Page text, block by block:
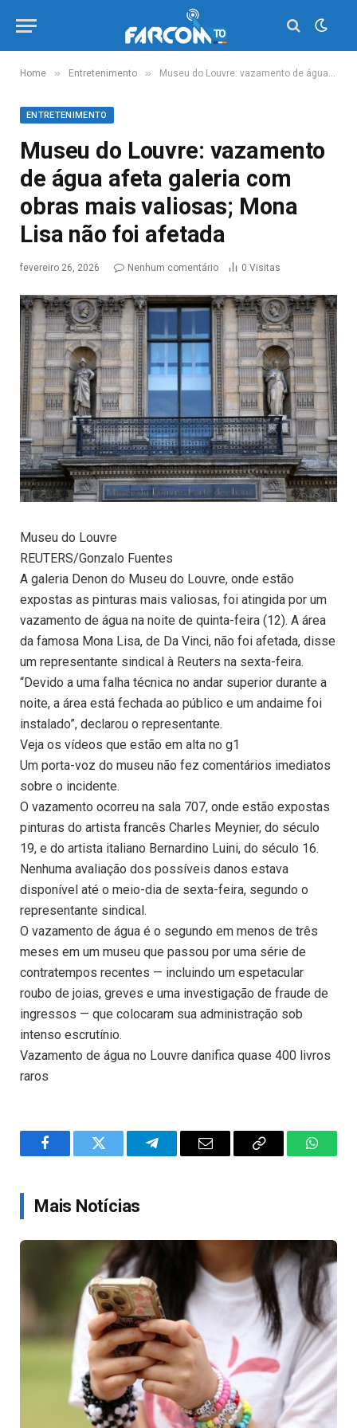
Home » Entretenimento » Museu do Louvre: vazamento de água afeta galeria com obras mais valiosas; Mona Lisa não foi afetada
ENTRETENIMENTO
Museu do Louvre: vazamento
de água afeta galeria com
obras mais valiosas; Mona
Lisa não foi afetada
fevereiro 26, 2026 Nenhum comentário 0 Visitas
Museu do Louvre
REUTERS/Gonzalo Fuentes
A galeria Denon do Museu do Louvre, onde estão
expostas as pinturas mais valiosas, foi atingida por um
vazamento de água na noite de quinta-feira (12). A área
da famosa Mona Lisa, de Da Vinci, não foi afetada, disse
um representante sindical à Reuters na sexta-feira.
“Devido a uma falha técnica no andar superior durante a
noite, a área está fechada ao público e um andaime foi
instalado”, declarou o representante.
Veja os vídeos que estão em alta no g1
Um porta-voz do museu não fez comentários imediatos
sobre o incidente.
O vazamento ocorreu na sala 707, onde estão expostas
pinturas do artista francês Charles Meynier, do século
19, e do artista italiano Bernardino Luini, do século 16.
Nenhuma avaliação dos possíveis danos estava
disponível até o meio-dia de sexta-feira, segundo o
representante sindical.
O vazamento de água é o segundo em menos de três
meses em um museu que passou por uma série de
contratempos recentes — incluindo um espetacular
roubo de joias, greves e uma investigação de fraude de
ingressos — que colocaram sua administração sob
intenso escrutínio.
Vazamento de água no Louvre danifica quase 400 livros
raros
FacebookTwitter TelegramEmail
Copy
Mais Notícias